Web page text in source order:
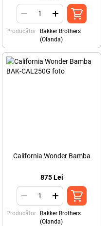
Producător
Bakker Brothers
(Olanda)
California Wonder Bamba
875 Lei
Producător
Bakker Brothers
(Olanda)